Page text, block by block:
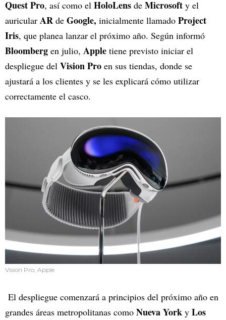
Quest Pro, así como el HoloLens de Microsoft y el
auricular AR de Google, inicialmente llamado Project
Iris, que planea lanzar el próximo año. Según informó
Bloomberg en julio, Apple tiene previsto iniciar el
despliegue del Vision Pro en sus tiendas, donde se
ajustará a los clientes y se les explicará cómo utilizar
correctamente el casco.
Vision Pro, Apple
El despliegue comenzará a principios del próximo año en
grandes áreas metropolitanas como Nueva York y Los